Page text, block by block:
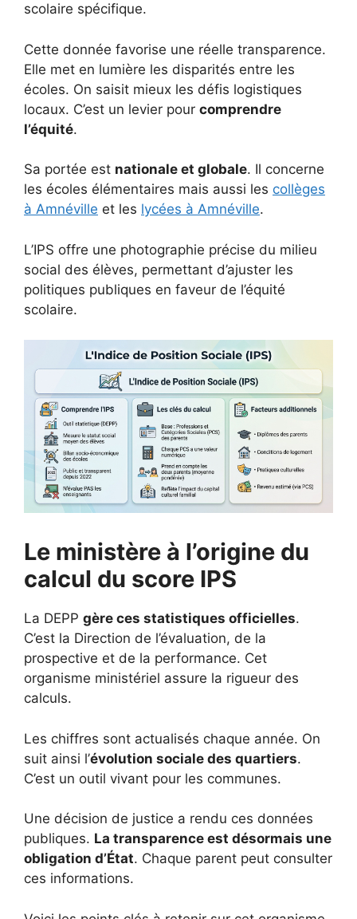
scolaire spécifique.
Cette donnée favorise une réelle transparence.
Elle met en lumière les disparités entre les
écoles. On saisit mieux les défis logistiques
locaux. C’est un levier pour comprendre
l’équité.
Sa portée est nationale et globale. Il concerne
les écoles élémentaires mais aussi les collèges
à Amnéville et les lycées à Amnéville.
L’IPS offre une photographie précise du milieu
social des élèves, permettant d’ajuster les
politiques publiques en faveur de l’équité
scolaire.
Le ministère à l’origine du
calcul du score IPS
La DEPP gère ces statistiques officielles.
C’est la Direction de l’évaluation, de la
prospective et de la performance. Cet
organisme ministériel assure la rigueur des
calculs.
Les chiffres sont actualisés chaque année. On
suit ainsi l’évolution sociale des quartiers.
C’est un outil vivant pour les communes.
Une décision de justice a rendu ces données
publiques. La transparence est désormais une
obligation d’État. Chaque parent peut consulter
ces informations.